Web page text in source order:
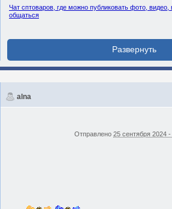
Чат сптоваров, где можно публиковать фото,
общаться
alna
Отправлено 25 сентября 2024 -